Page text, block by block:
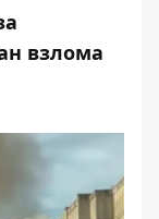
взлома